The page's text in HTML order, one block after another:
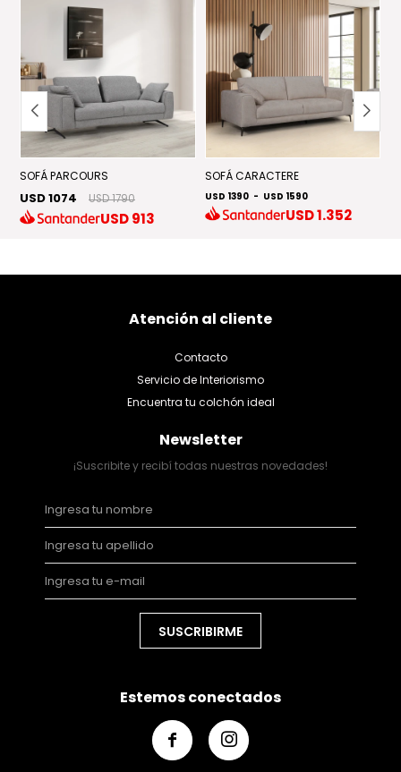
SOFÁ PARCOURS
USD 1074 USD 1790
USD913
SOFÁ CARACTERE
USD 1390 - USD 1590
USD1.352
Atención al cliente
Contacto
Servicio de Interiorismo
Encuentra tu colchón ideal
Newsletter
¡Suscribite y recibí todas nuestras novedades!
SUSCRIBIRME
Estemos conectados
 